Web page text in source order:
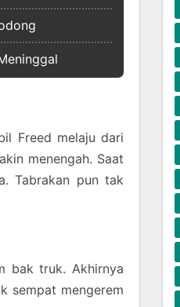
Freed melaju dari
menengah. Saat
Tabrakan pun tak
bak truk. Akhirnya
sempat mengerem